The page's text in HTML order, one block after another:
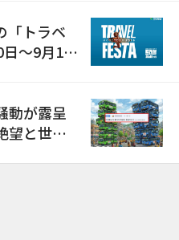
「トラベ
～9月11
動が露呈
望と世代